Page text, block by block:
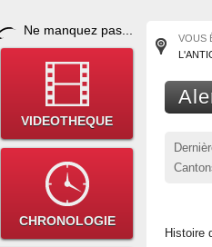
Ne manquez pas...
VIDEOTHEQUE
CHRONOLOGIE
VOUS
Histoire